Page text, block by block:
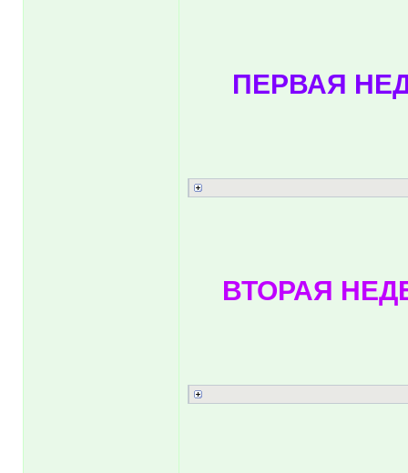
ПЕРВАЯ
ВТОРАЯ